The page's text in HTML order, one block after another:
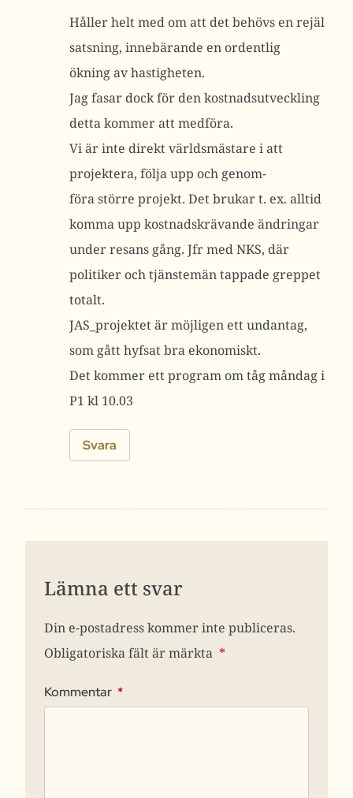
Håller helt med om att det behövs en rejäl
satsning, innebärande en ordentlig
ökning av hastigheten.
Jag fasar dock för den kostnadsutveckling
detta kommer att medföra.
Vi är inte direkt världsmästare i att
projektera, följa upp och genom-
föra större projekt. Det brukar t. ex. alltid
komma upp kostnadskrävande ändringar
under resans gång. Jfr med NKS, där
politiker och tjänstemän tappade greppet
totalt.
JAS_projektet är möjligen ett undantag,
som gått hyfsat bra ekonomiskt.
Det kommer ett program om tåg måndag i
P1 kl 10.03
Svara
Lämna ett svar
Din e-postadress kommer inte publiceras.
Obligatoriska fält är märkta *
Kommentar *